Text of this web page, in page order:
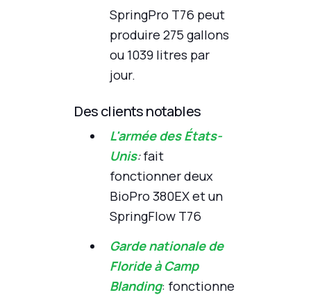
SpringPro T76 peut
produire 275 gallons
ou 1039 litres par
jour.
Des clients notables
L'armée des États-
Unis:fait
fonctionner deux
BioPro 380EX et un
SpringFlow T76
Garde nationale de
Floride à Camp
Blanding: fonctionne